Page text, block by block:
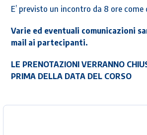
E’ previsto un incontro da 8 ore come
Varie ed eventuali comunicazioni
mail ai partecipanti.
LE PRENOTAZIONI VERRANNO
PRIMA DELLA DATA DEL CORSO